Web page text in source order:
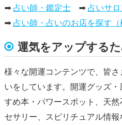
➡ 占い師・鑑定士➡ 占いサ
➡ 占い師・占いのお店を探す（
運気をアップする
様々な開運コンテンツで、皆
いをしています。開運グッズ
すめ本・パワースポット、天
セサリー、スピリチュアル情報